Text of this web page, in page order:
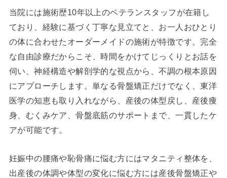
当院には施術歴10年以上のベテランスタッフが在籍し
ており、経験に基づく丁寧な見立てと、お一人おひとり
の体に合わせたオーダーメイドの施術が特徴です。完全
な自由診療だからこそ、時間をかけてじっくりとお話を
伺い、神経構造や解剖学的な視点から、不調の根本原因
にアプローチします。単なる骨盤矯正だけでなく、東洋
医学の知恵も取り入れながら、産後の体型戻し、産後痩
身、むくみケア、骨盤底筋のサポートまで、一貫したケ
アが可能です。
妊娠中の腰痛や恥骨痛に悩む方にはマタニティ整体を、
出産後の体調や体型の変化に悩む方には産後骨盤矯正や